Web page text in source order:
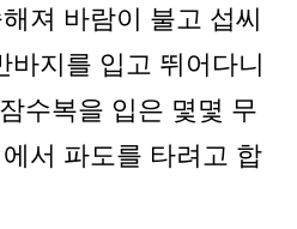
져 바람이 불고 섭씨
바지를 입고 뛰어다니
수복을 입은 몇몇 무
서 파도를 타려고 합